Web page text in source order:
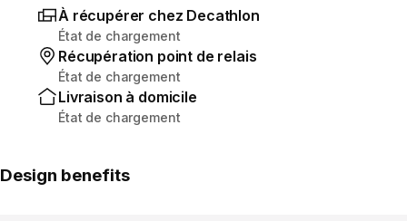
À récupérer chez Decathlon
État de chargement
Récupération point de relais
État de chargement
Livraison à domicile
État de chargement
Design benefits